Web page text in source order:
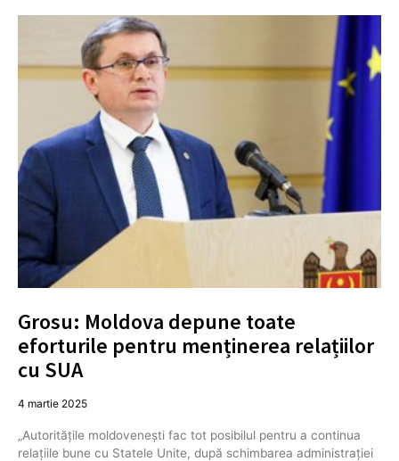
Grosu: Moldova depune toate
eforturile pentru menținerea relațiilor
cu SUA
4 martie 2025
„Autorităţile moldovenești fac tot posibilul pentru a continua
relaţiile bune cu Statele Unite, după schimbarea administrației